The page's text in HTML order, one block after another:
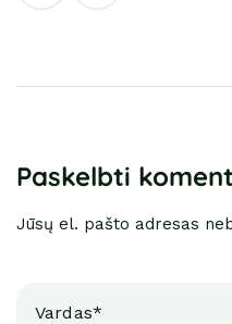
Paskelbti
Jūsų el. pašto adresas